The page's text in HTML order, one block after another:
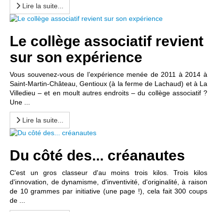
Lire la suite...
Le collège associatif revient
sur son expérience
Vous souvenez-vous de l’expérience menée de 2011 à 2014 à
Saint-Martin-Château, Gentioux (à la ferme de Lachaud) et à La
Villedieu – et en moult autres endroits – du collège associatif ?
Une ...
Lire la suite...
Du côté des... créanautes
C'est un gros classeur d'au moins trois kilos. Trois kilos
d'innovation, de dynamisme, d'inventivité, d'originalité, à raison
de 10 grammes par initiative (une page !), cela fait 300 coups
de ...